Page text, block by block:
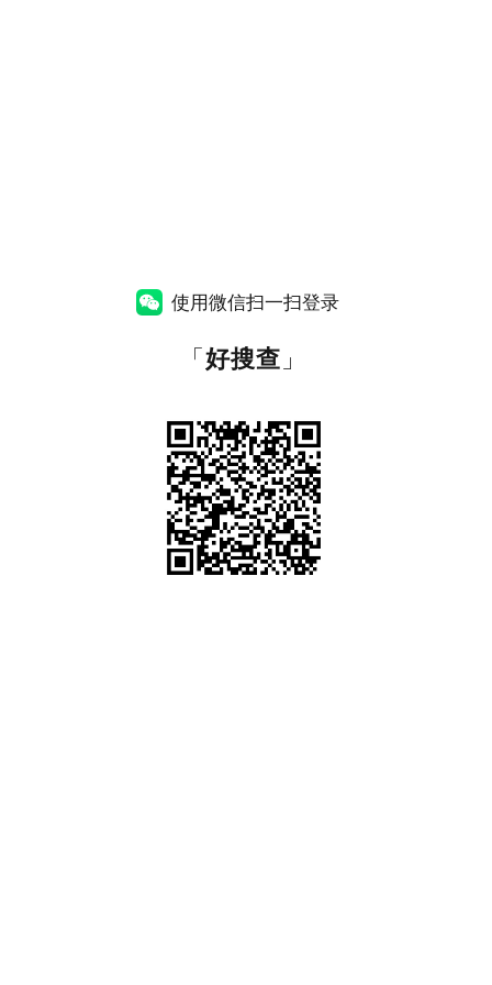
使用微信扫一扫登录
「好搜查 」